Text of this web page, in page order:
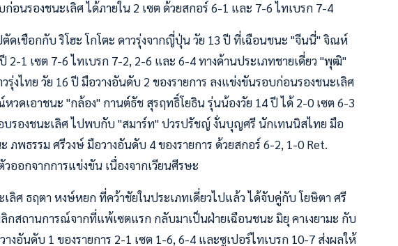
ก่อนรองชนะเลิศ ได้ภายใน 2 เซต ด้วยสกอร์ 6-1 และ 7-6 ไทเบรก 7-4
ตัดเชือกกับ ริโฮะ โกโตะ ดาวรุ่งจากญี่ปุ่น วัย 13 ปี ที่เฉือนชนะ "จีนนี่" จิณห์
2-1 เซต 7-6 ไทเบรก 7-2, 2-6 และ 6-4 ทางด้านประเภทชายเดี่ยว "พุฒิ"
งไทย วัย 16 ปี มือวางอันดับ 2 ของรายการ ลงแข่งขันรอบก่อนรองชนะเลิศ
วดเอาชนะ "กล้อง" กานต์ธัช สุรฤทธิ์โยธิน รุ่นน้องวัย 14 ปี ได้ 2-0 เซต 6-3
รองชนะเลิศ ไปพบกับ "สมาร์ท" ปวรปรัชญ์ งั่นบุญศรี นักเทนนิสไทย มือ
ภพธรรม ศรีวงษ์ มือวางอันดับ 4 ของรายการ ด้วยสกอร์ 6-2, 1-0 Ret.
ออกจากการแข่งขัน เนื่องจากเวียนศีรษะ
ศ ธฤตา หงษ์หยก ที่คว้าชัยในประเภทเดี่ยวไปแล้ว ได้จับคู่กับ โยษิตา ศรี
สถานการณ์จากที่แพ้เซตแรก กลับมาเป็นฝ่ายเฉือนชนะ มิยุ คาเงยามะ กับ
อันดับ 1 ของรายการ 2-1 เซต 1-6, 6-4 และซูเปอร์ไทเบรก 10-7 ส่งผลให้